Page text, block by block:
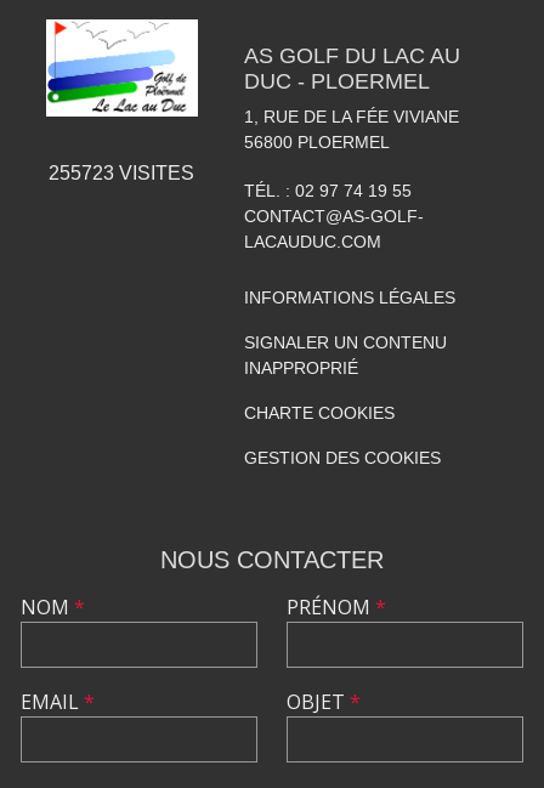
255723 VISITES
AS GOLF DU LAC AU
DUC - PLOERMEL
1, RUE DE LA FÉE VIVIANE
56800 PLOERMEL
TÉL. : 02 97 74 19 55
CONTACT@AS-GOLF-
LACAUDUC.COM
INFORMATIONS LÉGALES
SIGNALER UN CONTENU
INAPPROPRIÉ
CHARTE COOKIES
GESTION DES COOKIES
NOUS CONTACTER
NOM *
EMAIL*
PRÉNOM *
OBJET *